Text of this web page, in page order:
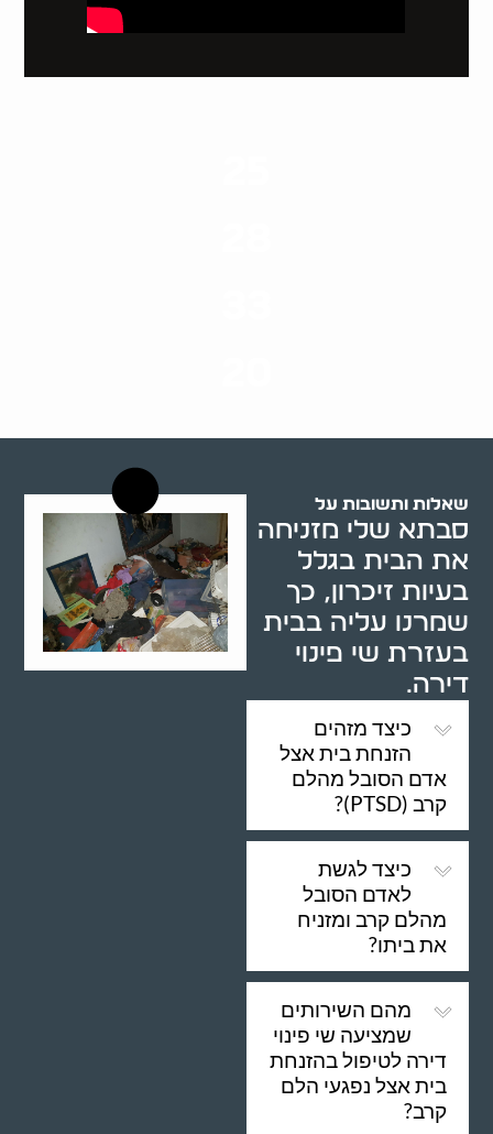
שאלות ותשובות על
סבתא שלי מזניחה
את הבית בגלל
בעיות זיכרון, כך
שמרנו עליה בבית
בעזרת שי פינוי
דירה.
כיצד מזהים
הזנחת בית אצל
אדם הסובל מהלם
קרב (PTSD)?
כיצד לגשת
לאדם הסובל
מהלם קרב ומזניח
את ביתו?
מהם השירותים
שמציעה שי פינוי
דירה לטיפול בהזנחת
בית אצל נפגעי הלם
קרב?